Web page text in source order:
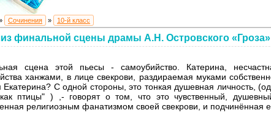
Сочинения » 10-й класс
финальной сцены драмы А.Н. Островского «Гроза»
сцена этой пьесы - самоубийство. Катерина,
ханжами, в лице свекрови, раздираемая муками
Екатерина? С одной стороны, это тонкая душевная личность,
птицы" ) ,- говорят о том, что это чувственный,
религиозным фанатизмом своей свекрови, и подчинённая